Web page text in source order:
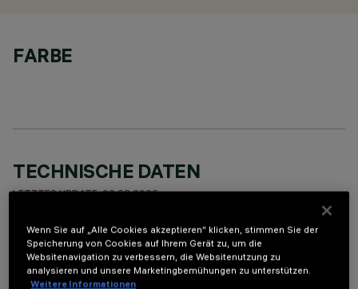
FARBE
TECHNISCHE DATEN
LETZTES UPDATE: 06.08.2026
BESCHREIBUNG
Miniaturisierte, rechteckige Einbauleuchte mit 10 optischen
Elementen mit LED-Lampen - feste Wide Oval-Optiken mit
Wenn Sie auf „Alle Cookies akzeptieren“ klicken, stimmen Sie der
Speicherung von Cookies auf Ihrem Gerät zu, um die
Websitenavigation zu verbessern, die Websitenutzung zu
analysieren und unsere Marketingbemühungen zu unterstützen.
Weitere Informationen